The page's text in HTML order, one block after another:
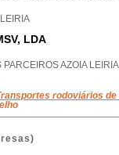
LDA
AZOIA
rodoviários